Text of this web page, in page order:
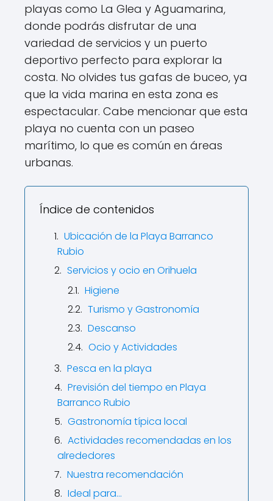
playas como La Glea y Aguamarina,
donde podrás disfrutar de una
variedad de servicios y un puerto
deportivo perfecto para explorar la
costa. No olvides tus gafas de buceo, ya
que la vida marina en esta zona es
espectacular. Cabe mencionar que esta
playa no cuenta con un paseo
marítimo, lo que es común en áreas
urbanas.
Índice de contenidos
Ubicación de la Playa Barranco
Rubio
Servicios y ocio en Orihuela
Higiene
Turismo y Gastronomía
Descanso
Ocio y Actividades
Pesca en la playa
Previsión del tiempo en Playa
Barranco Rubio
Gastronomía típica local
Actividades recomendadas en los
alrededores
Nuestra recomendación
Ideal para…